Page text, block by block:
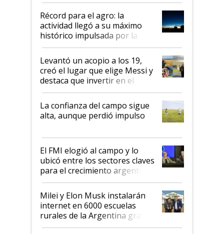
diez dólares y sostuvo el
liderazgo en un semestre
récord
Récord para el agro: la
actividad llegó a su máximo
histórico impulsada por la
cosecha y las exportaciones
Levantó un acopio a los 19,
creó el lugar que elige Messi y
destaca que invertir en el
kirchnerismo era como "darle
plata a un hijo para droga":
Juan Félix Rossetti, el libertario
que de una dura crisis salió
de Milei
La confianza del campo sigue
alta, aunque perdió impulso
El FMI elogió al campo y lo
ubicó entre los sectores claves
para el crecimiento argentino
Milei y Elon Musk instalarán
internet en 6000 escuelas
rurales de la Argentina gracias
a un acuerdo con Starlink